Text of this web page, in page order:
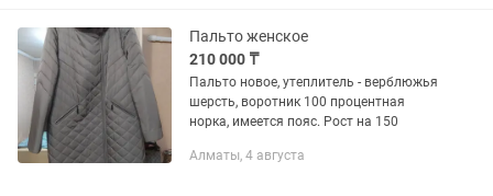
Пальто женское
210 000 ₸
Пальто новое, утеплитель - верблюжья
шерсть, воротник 100 процентная
норка, имеется пояс. Рост на 150
Алматы, 4 августа